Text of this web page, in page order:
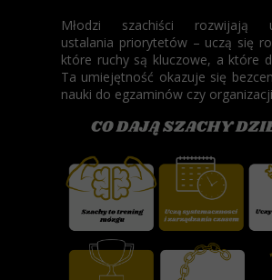
Młodzi szachiści rozwijają
ustalania priorytetów – uczą się
które ruchy są kluczowe, a które
Ta umiejętność okazuje się
nauki do egzaminów czy